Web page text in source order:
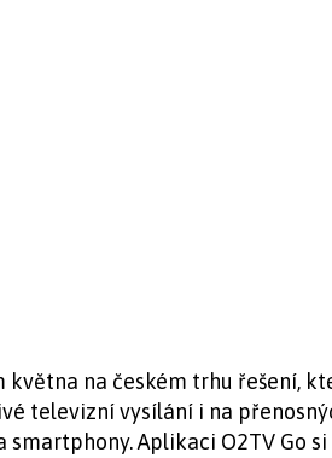
května na českém trhu řešení,
televizní vysílání i na
Aplikaci O2TV Go